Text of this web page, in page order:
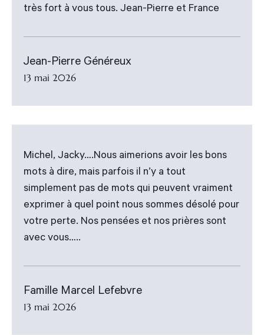
très fort à vous tous. Jean-Pierre et France
Jean-Pierre Généreux
13 mai 2026
Michel, Jacky….Nous aimerions avoir les bons
mots à dire, mais parfois il n’y a tout
simplement pas de mots qui peuvent vraiment
exprimer à quel point nous sommes désolé pour
votre perte. Nos pensées et nos prières sont
avec vous…..
Famille Marcel Lefebvre
13 mai 2026